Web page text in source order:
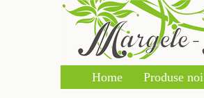
Home Produse noi